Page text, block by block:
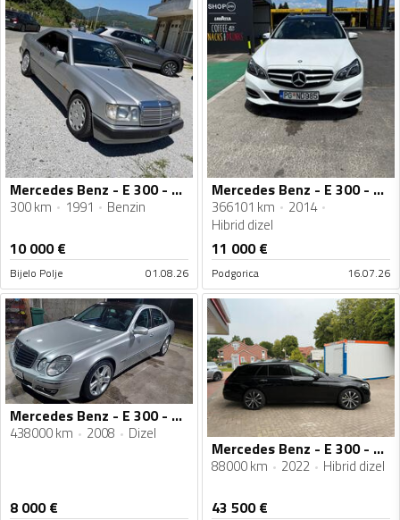
Mercedes Benz - E 300 - 300 CE 24
300 km 1991 Benzin
10 000€
Bijelo Polje 01.08.26
Mercedes Benz - E 300 - 2.2
366101 km
2014
Hibrid dizel
11 000€
Podgorica 16.07.26
Mercedes Benz - E 300 - 3.0
438000 km 2008 Dizel
8 000€
Mercedes Benz - E 300 - 2.0
88000 km 2022 Hibrid dizel
43 500€